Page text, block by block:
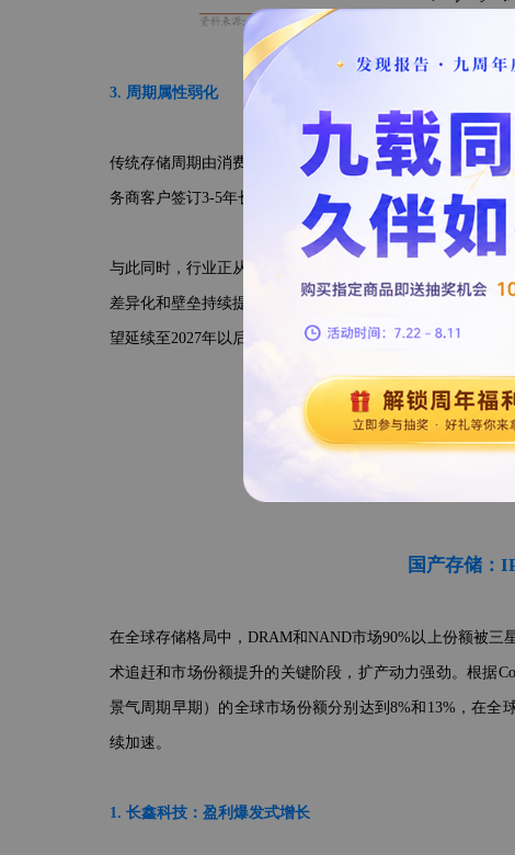
3. 周期属性弱化
传统存储周期由消费电子（PC、手机）主导，供需波动大
务商客户签订3-5年长期协议， 订单能见度大幅提升。
与此同时，行业正从标准化产品向定制化解决方案转型。
差异化和壁垒持续提升。行业商品化属性减弱，周期波动
望延续至2027年以后，成为史上持续时间最长的上行周期。
国产存储：
在全球存储格局中，DRAM和NAND市场90%以上份额被
术追赶和市场份额提升的关键阶段，扩产动力强劲。根据
景气周期早期）的全球市场份额分别达到8%和13%，在
续加速。
1. 长鑫科技：盈利爆发式增长